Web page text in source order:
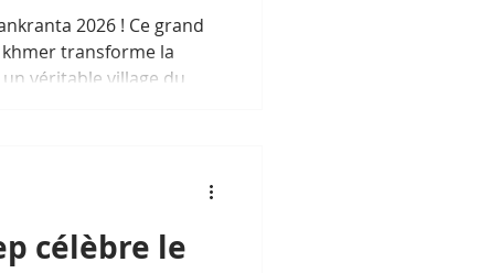
2026 ! Ce grand
transforme la
véritable village du
célèbre le